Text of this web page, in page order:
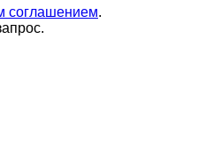
соглашением.